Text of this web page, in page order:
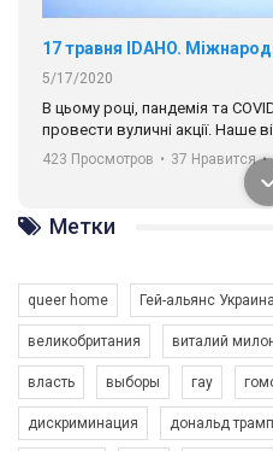
5/17/2020
В цьому році, пандемія та
провести вуличні акції. Наше
навіть коли ми у різних
разом. Ми закликаємо всіх хто
солідарності, приєднатися до
ГАУ є в 16 областях України.
Разом наш голос лунає гучніше!
423 Просмотров • 37 Нравится •
Метки
queer home Гей-альянс Украина
великобритания виталий
власть выборы гау
дискриминация дональд трамп